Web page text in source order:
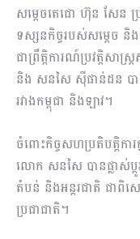
សម្តេចតេជោ ហ៊ុន សែន ប្
ទស្សនកិច្ច​របស់សម្តេច និ
ជាព្រឹត្តិការណ៍ប្រវត្តិ​សា
និង សនសៃ ស៊ីផាន់ដន បា
រវាងកម្ពុជា និងឡាវ។
ចំពោះកិច្ចសហប្រតិបត្តិកា
លោក សនសៃ បានផ្លាស់ប្តូ
តំបន់ និងអន្តរជាតិ ជាពិ
ប្រជាជាតិ។